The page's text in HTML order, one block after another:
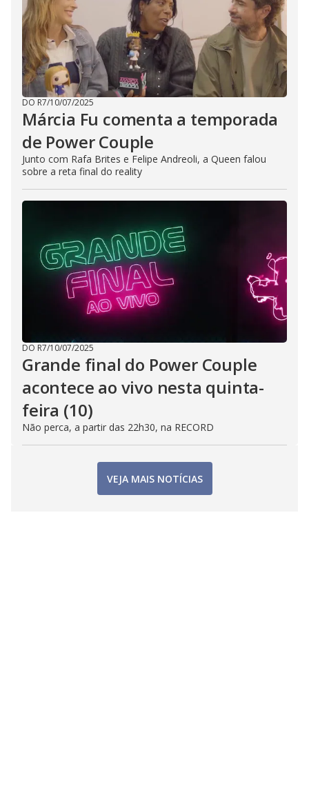
DO R7/10/07/2025
Márcia Fu comenta a temporada
de Power Couple
Junto com Rafa Brites e Felipe Andreoli, a Queen falou
sobre a reta final do reality
DO R7/10/07/2025
Grande final do Power Couple
acontece ao vivo nesta quinta-
feira (10)
Não perca, a partir das 22h30, na RECORD
VEJA MAIS NOTÍCIAS